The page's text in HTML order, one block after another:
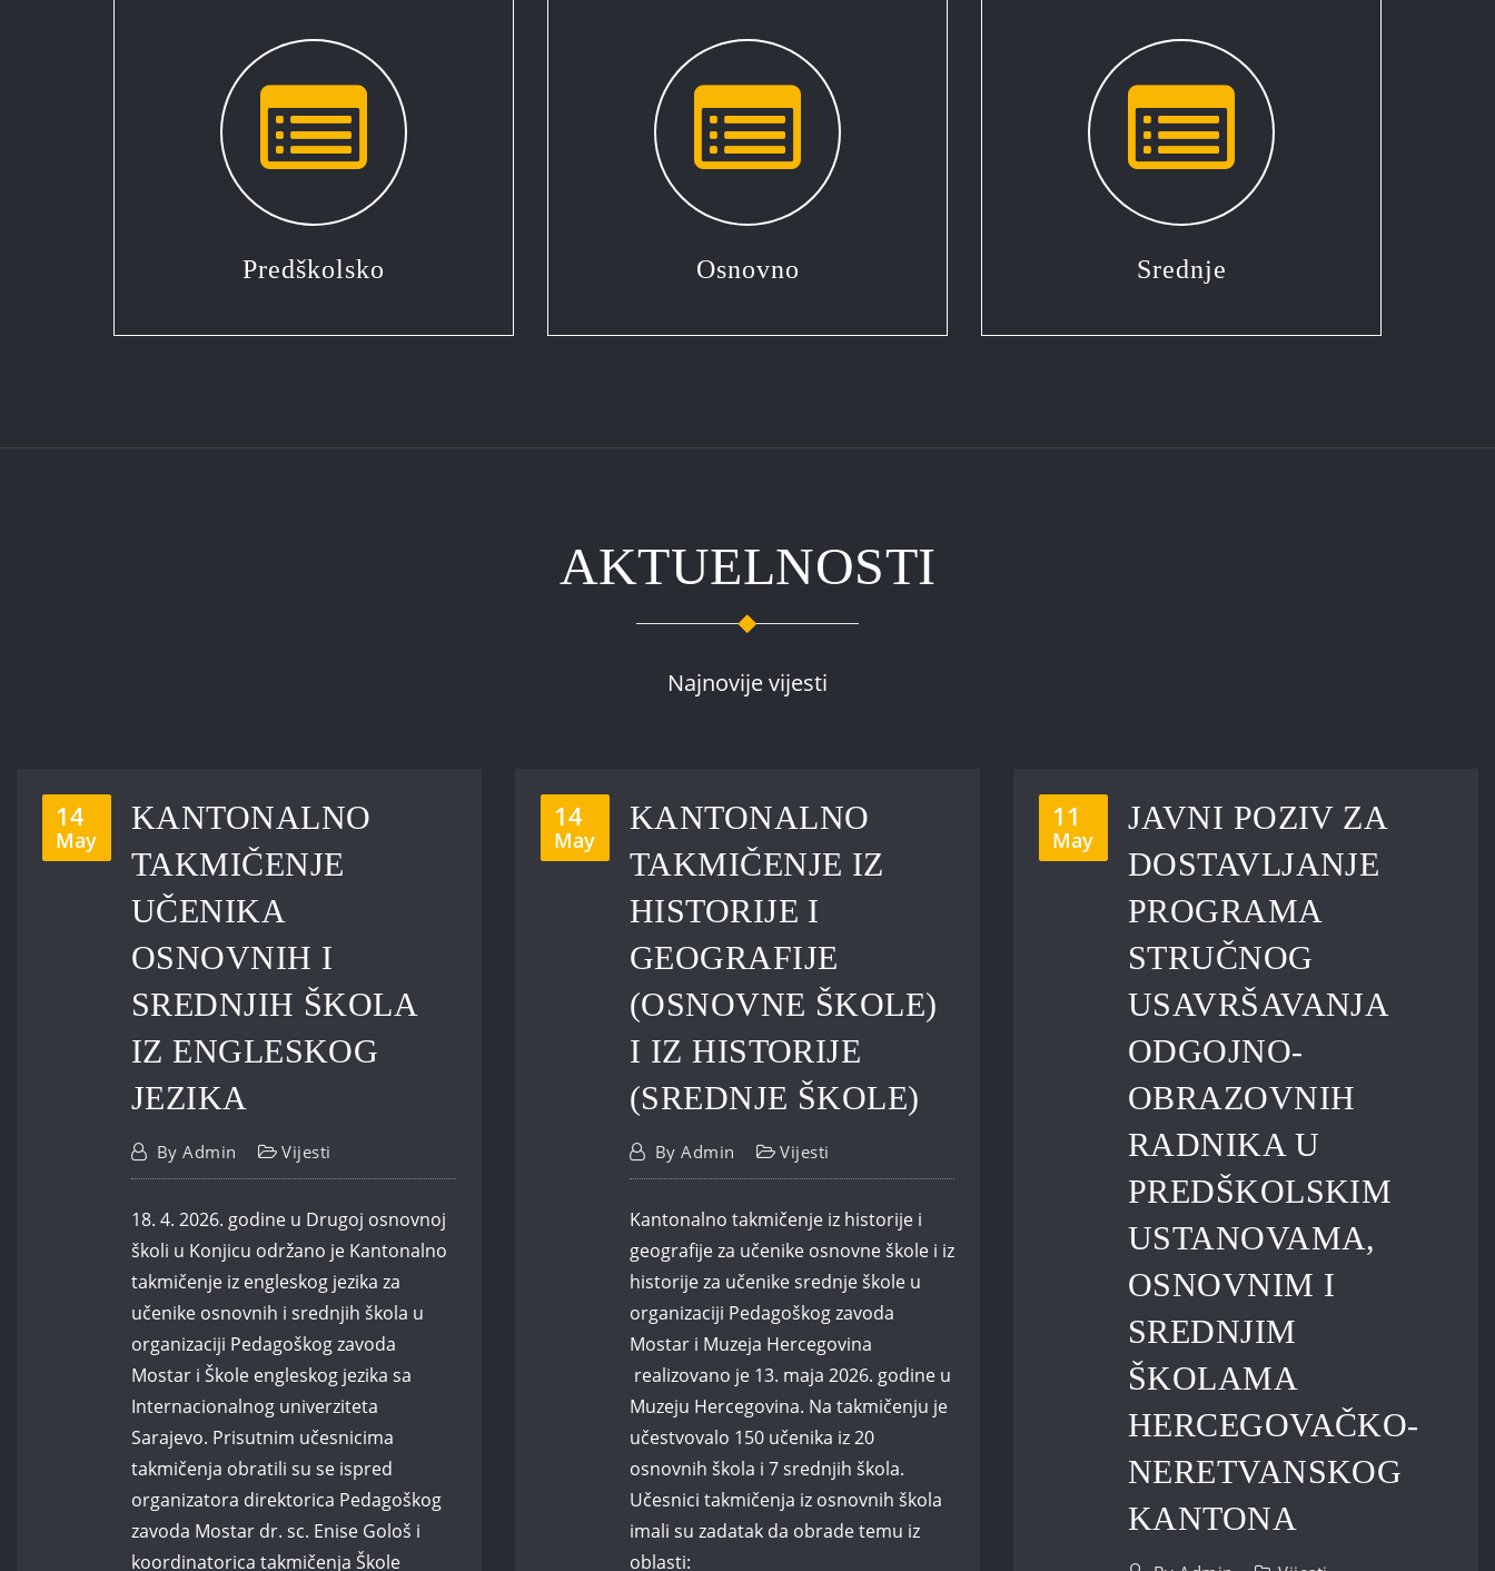
Predškolsko Osnovno Srednje
AKTUELNOSTI
Najnovije vijesti
14
May
KANTONALNO
TAKMIČENJE
UČENIKA
OSNOVNIH I
SREDNJIH ŠKOLA
IZ ENGLESKOG
JEZIKA
ByAdmin Vijesti
18. 4. 2026. godine u Drugoj osnovnoj
školi u Konjicu održano je Kantonalno
takmičenje iz engleskog jezika za
učenike osnovnih i srednjih škola u
organizaciji Pedagoškog zavoda
Mostar i Škole engleskog jezika sa
Internacionalnog univerziteta
Sarajevo. Prisutnim učesnicima
takmičenja obratili su se ispred
organizatora direktorica Pedagoškog
zavoda Mostar dr. sc. Enise Gološ i
koordinatorica takmičenja Škole
14
May
KANTONALNO
TAKMIČENJE IZ
HISTORIJE I
GEOGRAFIJE
(OSNOVNE ŠKOLE)
I IZ HISTORIJE
(SREDNJE ŠKOLE)
ByAdmin Vijesti
Kantonalno takmičenje iz historije i
geografije za učenike osnovne škole i iz
historije za učenike srednje škole u
organizaciji Pedagoškog zavoda
Mostar i Muzeja Hercegovina
realizovano je 13. maja 2026. godine u
Muzeju Hercegovina. Na takmičenju je
učestvovalo 150 učenika iz 20
osnovnih škola i 7 srednjih škola.
Učesnici takmičenja iz osnovnih škola
imali su zadatak da obrade temu iz
oblasti:
11
May
JAVNI POZIV ZA
DOSTAVLJANJE
PROGRAMA
STRUČNOG
USAVRŠAVANJA
ODGOJNO-
OBRAZOVNIH
RADNIKA U
PREDŠKOLSKIM
USTANOVAMA,
OSNOVNIM I
SREDNJIM
ŠKOLAMA
HERCEGOVAČKO-
NERETVANSKOG
KANTONA